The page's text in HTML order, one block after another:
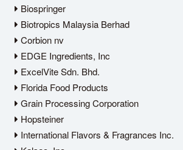
Biospringer
Biotropics Malaysia Berhad
Corbion nv
EDGE Ingredients, Inc
ExcelVite Sdn. Bhd.
Florida Food Products
Grain Processing Corporation
Hopsteiner
International Flavors & Fragrances Inc.